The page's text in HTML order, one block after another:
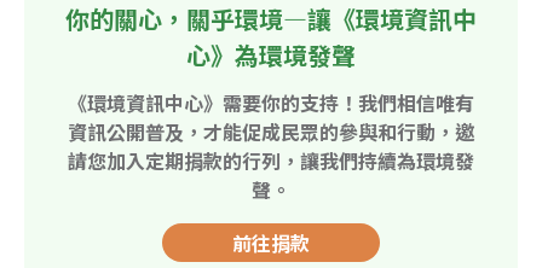
你的關心，關乎環境—讓《環境資訊中
心》為環境發聲
《環境資訊中心》需要你的支持！我們相信唯有
資訊公開普及，才能促成民眾的參與和行動，邀
請您加入定期捐款的行列，讓我們持續為環境發
聲。
前往捐款